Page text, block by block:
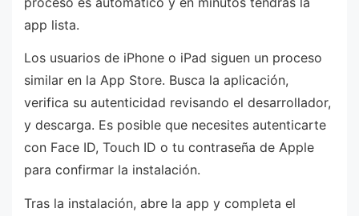
app lista.
Los usuarios de iPhone o iPad siguen un proceso
similar en la App Store. Busca la aplicación,
verifica su autenticidad revisando el desarrollador,
y descarga. Es posible que necesites autenticarte
con Face ID, Touch ID o tu contraseña de Apple
para confirmar la instalación.
Tras la instalación, abre la app y completa el